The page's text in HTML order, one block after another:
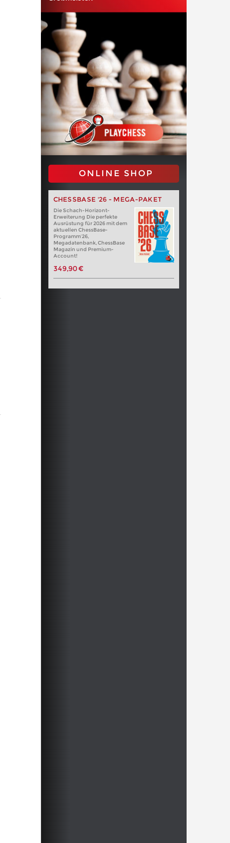
ONLINE SHOP
CHESSBASE '26 - MEGA-PAKET
Die Schach-Horizont-
Erweiterung Die perfekte
Ausrüstung für 2026 mit dem
aktuellen ChessBase-
Programm’26,
Megadatenbank, ChessBase
Magazin und Premium-
Account!
349,90 €